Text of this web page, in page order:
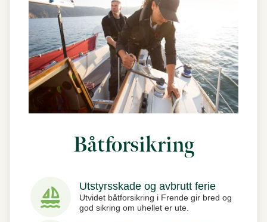
Båtforsikring
sailing Utstyrsskade og avbrutt ferie
Utvidet båtforsikring i Frende gir bred og
god sikring om uhellet er ute.